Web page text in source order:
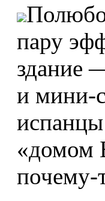
пару
здание
и мини-
«домом
почему-